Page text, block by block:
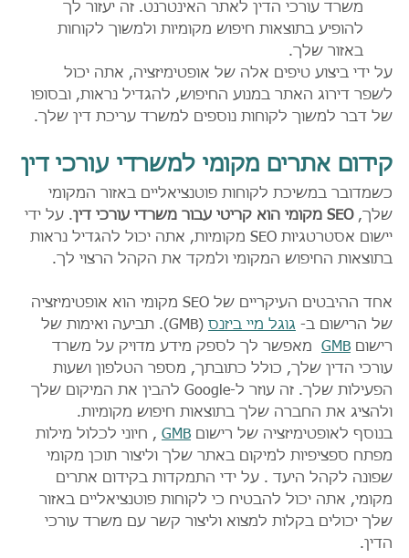
משרד עורכי הדין לאתר האינטרנט. זה יעזור לך
להופיע בתוצאות חיפוש מקומיות ולמשוך לקוחות
באזור שלך.
על ידי ביצוע טיפים אלה של אופטימיזציה, אתה יכול
לשפר דירוג האתר במנוע החיפוש, להגדיל נראות, ובסופו
של דבר למשוך לקוחות נוספים למשרד עריכת דין שלך.
קידום אתרים מקומי למשרדי עורכי דין
כשמדובר במשיכת לקוחות פוטנציאליים באזור המקומי
שלך, SEO מקומי הוא קריטי עבור משרדי עורכי דין
. על ידי
יישום אסטרטגיות SEO מקומיות, אתה יכול להגדיל נראות
בתוצאות החיפוש המקומי ולמקד את הקהל הרצוי לך.
אחד ההיבטים העיקריים של SEO מקומי הוא אופטימיזציה
של הרישום ב- גוגל מיי ביזנס
(GMB). תביעה ואימות של
רישום GMB
  מאפשר לך לספק מידע מדויק על משרד
עורכי הדין שלך, כולל כתובתך, מספר הטלפון ושעות
הפעילות שלך. זה עוזר ל-Google להבין את המיקום שלך
ולהציג את החברה שלך בתוצאות חיפוש מקומיות.
בנוסף לאופטימיזציה של רישום GMB , חיוני לכלול מילות
מפתח ספציפיות למיקום באתר שלך וליצור תוכן מקומי
שפונה לקהל היעד . על ידי התמקדות בקידום אתרים
מקומי, אתה יכול להבטיח כי לקוחות פוטנציאליים באזור
שלך יכולים בקלות למצוא וליצור קשר עם משרד עורכי
הדין.